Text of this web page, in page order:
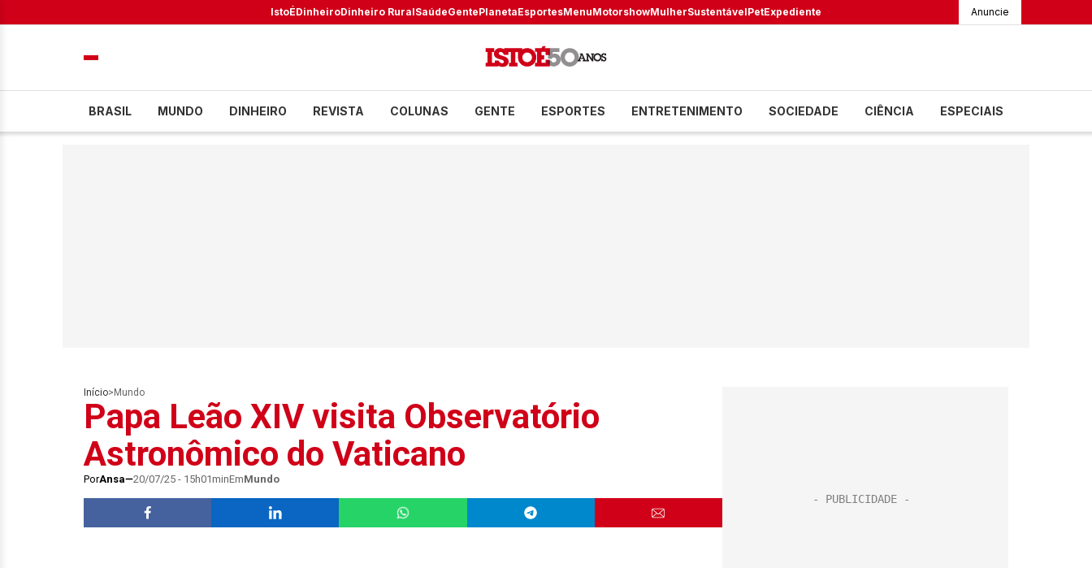
IstoÉDinheiroDinheiro RuralSaúdeGentePlanetaEsportesMenuMotorshowMulherSustentávelPetExpediente Anuncie
BRASIL MUNDO DINHEIRO REVISTA COLUNAS GENTE ESPORTES ENTRETENIMENTO SOCIEDADE CIÊNCIA ESPECIAIS
Início> Mundo
Papa Leão XIV visita Observatório
Astronômico do Vaticano
PorAnsa 20/07/25 - 15h01minEmMundo